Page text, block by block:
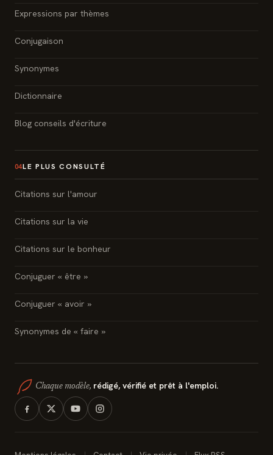
Expressions par thèmes
Conjugaison
Synonymes
Dictionnaire
Blog conseils d'écriture
04LE PLUS CONSULTÉ
Citations sur l'amour
Citations sur la vie
Citations sur le bonheur
Conjuguer « être »
Conjuguer « avoir »
Synonymes de « faire »
Chaque modèle, rédigé, vérifié et prêt à l'emploi.